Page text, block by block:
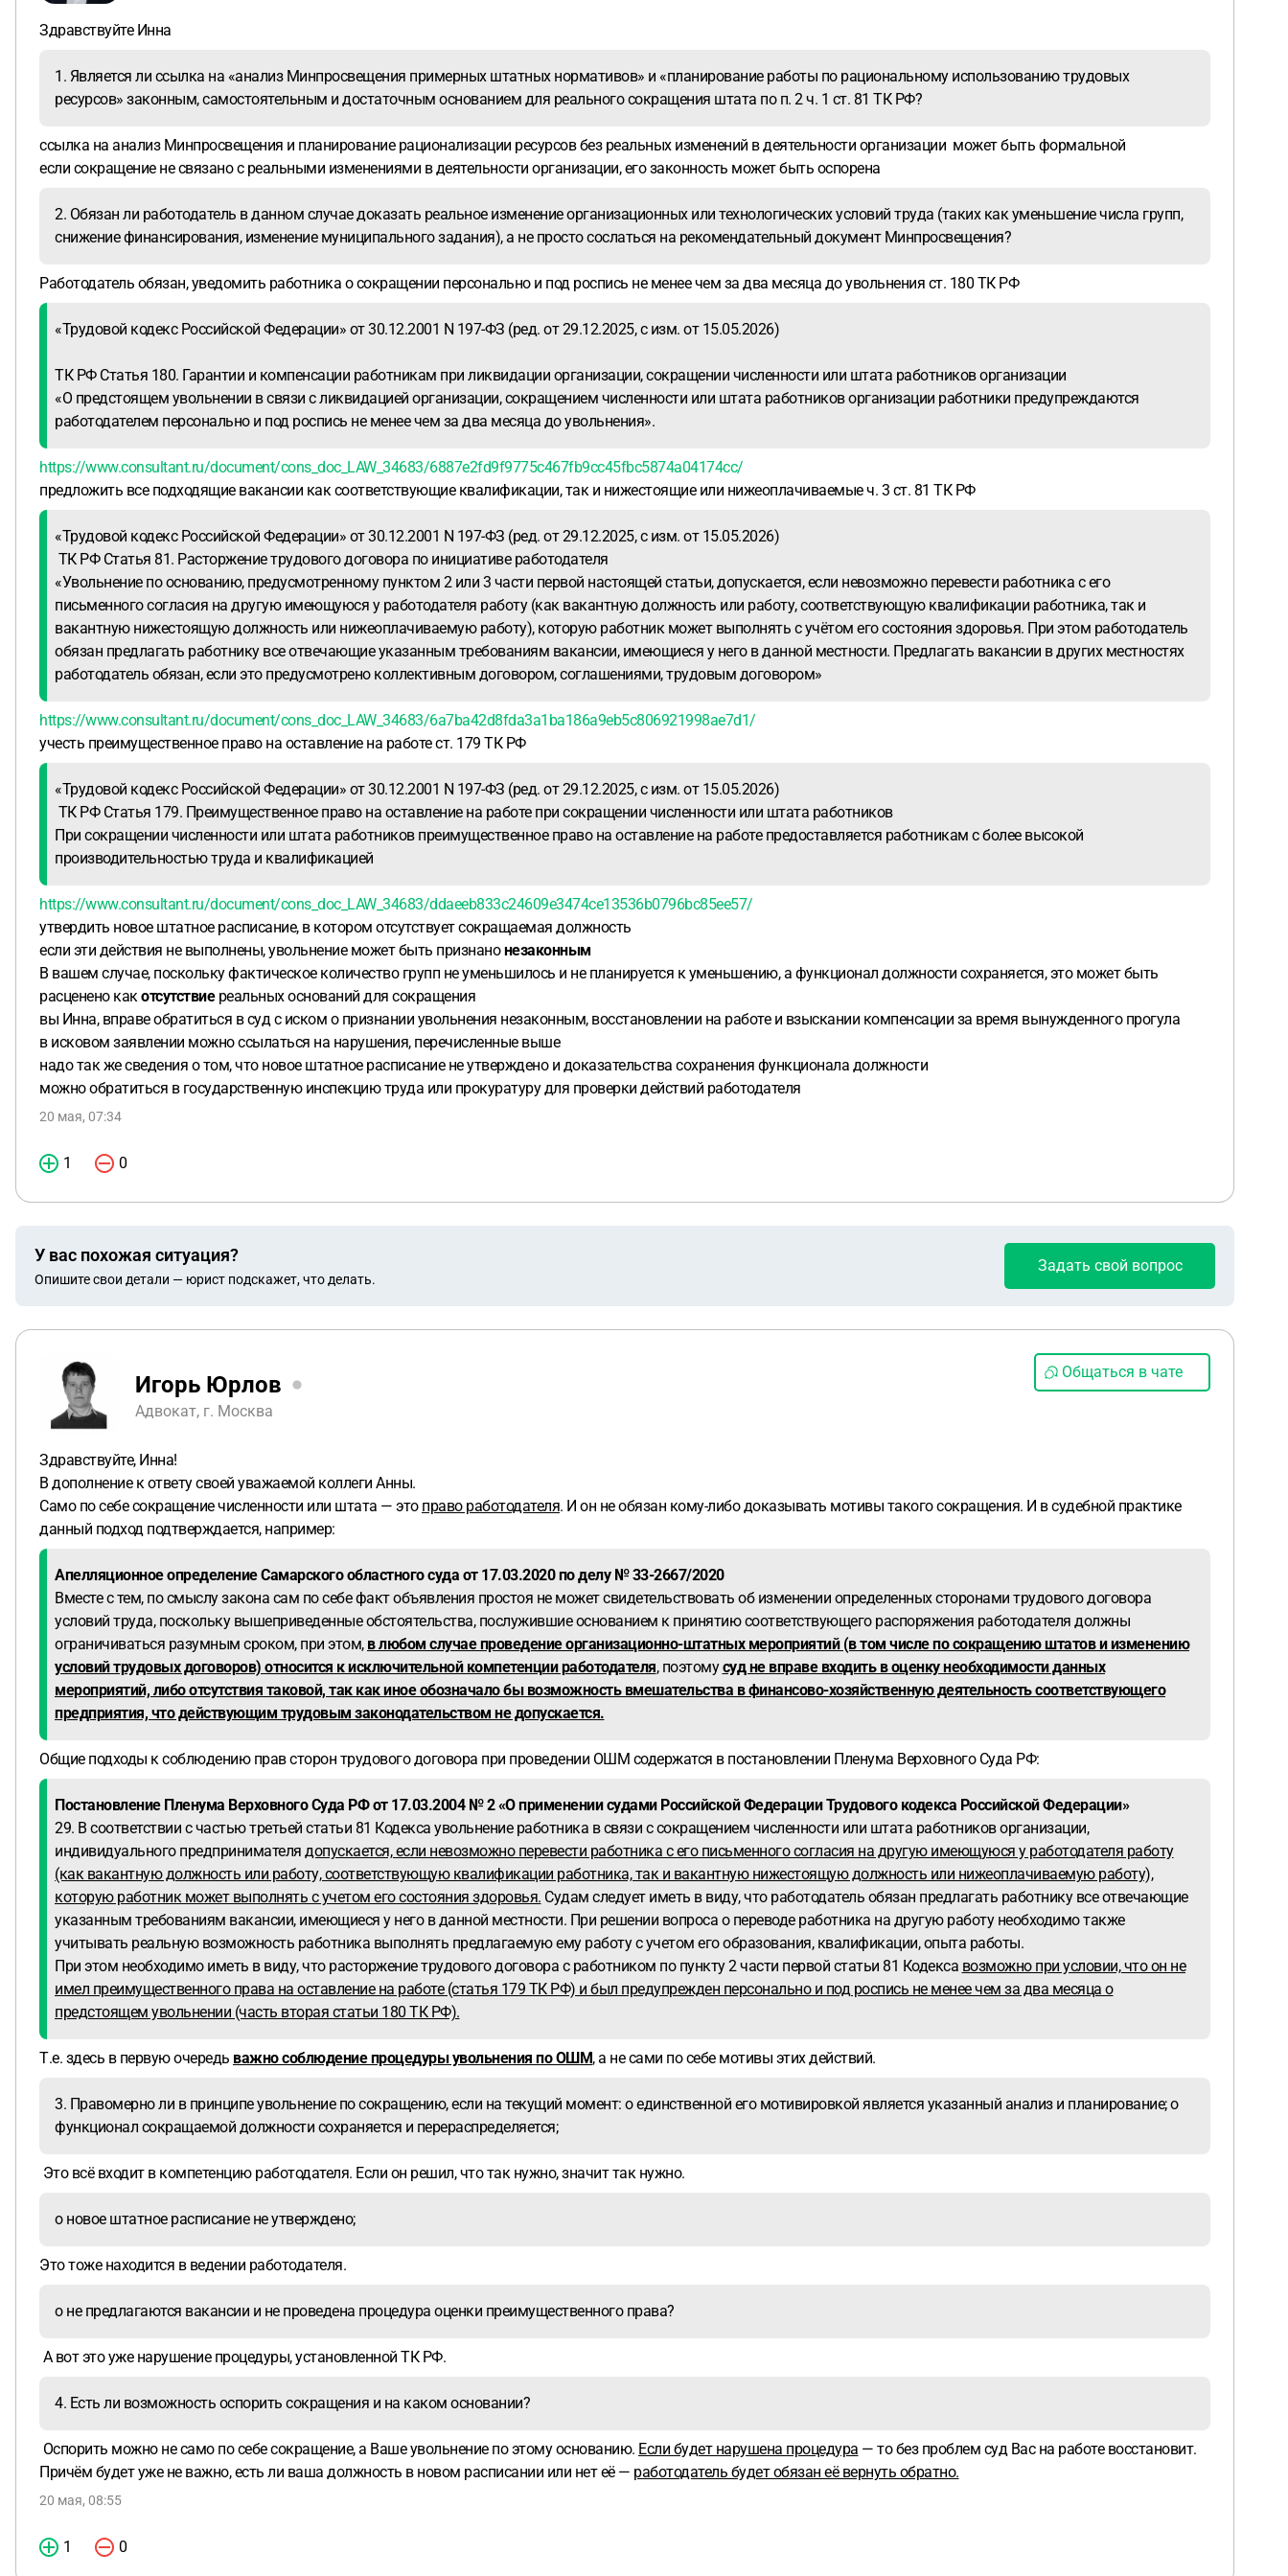
Здравствуйте Инна
1. Является ли ссылка на «анализ Минпросвещения примерных штатных нормативов» и «планирование работы по рациональному использованию трудовых
ресурсов» законным, самостоятельным и достаточным основанием для реального сокращения штата по п. 2 ч. 1 ст. 81 ТК РФ?
ссылка на анализ Минпросвещения и планирование рационализации ресурсов без реальных изменений в деятельности организации может быть формальной
если сокращение не связано с реальными изменениями в деятельности организации, его законность может быть оспорена
2. Обязан ли работодатель в данном случае доказать реальное изменение организационных или технологических условий труда (таких как уменьшение числа групп,
снижение финансирования, изменение муниципального задания), а не просто сослаться на рекомендательный документ Минпросвещения?
Работодатель обязан, уведомить работника о сокращении персонально и под роспись не менее чем за два месяца до увольнения ст. 180 ТК РФ
«Трудовой кодекс Российской Федерации» от 30.12.2001 N 197-ФЗ (ред. от 29.12.2025, с изм. от 15.05.2026)
ТК РФ Статья 180. Гарантии и компенсации работникам при ликвидации организации, сокращении численности или штата работников организации
«О предстоящем увольнении в связи с ликвидацией организации, сокращением численности или штата работников организации работники предупреждаются
работодателем персонально и под роспись не менее чем за два месяца до увольнения».
https://www.consultant.ru/document/cons_doc_LAW_34683/6887e2fd9f9775c467fb9cc45fbc5874a04174cc/
предложить все подходящие вакансии как соответствующие квалификации, так и нижестоящие или нижеоплачиваемые ч. 3 ст. 81 ТК РФ
«Трудовой кодекс Российской Федерации» от 30.12.2001 N 197-ФЗ (ред. от 29.12.2025, с изм. от 15.05.2026)
ТК РФ Статья 81. Расторжение трудового договора по инициативе работодателя
«Увольнение по основанию, предусмотренному пунктом 2 или 3 части первой настоящей статьи, допускается, если невозможно перевести работника с его
письменного согласия на другую имеющуюся у работодателя работу (как вакантную должность или работу, соответствующую квалификации работника, так и
вакантную нижестоящую должность или нижеоплачиваемую работу), которую работник может выполнять с учётом его состояния здоровья. При этом работодатель
обязан предлагать работнику все отвечающие указанным требованиям вакансии, имеющиеся у него в данной местности. Предлагать вакансии в других местностях
работодатель обязан, если это предусмотрено коллективным договором, соглашениями, трудовым договором»
https://www.consultant.ru/document/cons_doc_LAW_34683/6a7ba42d8fda3a1ba186a9eb5c806921998ae7d1/
учесть преимущественное право на оставление на работе ст. 179 ТК РФ
«Трудовой кодекс Российской Федерации» от 30.12.2001 N 197-ФЗ (ред. от 29.12.2025, с изм. от 15.05.2026)
ТК РФ Статья 179. Преимущественное право на оставление на работе при сокращении численности или штата работников
При сокращении численности или штата работников преимущественное право на оставление на работе предоставляется работникам с более высокой
производительностью труда и квалификацией
https://www.consultant.ru/document/cons_doc_LAW_34683/ddaeeb833c24609e3474ce13536b0796bc85ee57/
утвердить новое штатное расписание, в котором отсутствует сокращаемая должность
если эти действия не выполнены, увольнение может быть признанонезаконным
В вашем случае, поскольку фактическое количество групп не уменьшилось и не планируется к уменьшению, а функционал должности сохраняется, это может быть
расценено какотсутствиереальных оснований для сокращения
вы Инна, вправе обратиться в суд с иском о признании увольнения незаконным, восстановлении на работе и взыскании компенсации за время вынужденного прогула
в исковом заявлении можно ссылаться на нарушения, перечисленные выше
надо так же сведения о том, что новое штатное расписание не утверждено и доказательства сохранения функционала должности
можно обратиться в государственную инспекцию труда или прокуратуру для проверки действий работодателя
20 мая, 07:34
1 0
У вас похожая ситуация?
Опишите свои детали — юрист подскажет, что делать.
Задать свой вопрос
Игорь Юрлов
Адвокат, г. Москва
Общаться в чате
Здравствуйте, Инна!
В дополнение к ответу своей уважаемой коллеги Анны.
Само по себе сокращение численности или штата — это право работодателя. И он не обязан кому-либо доказывать мотивы такого сокращения. И в судебной практике
данный подход подтверждается, например:
Апелляционное определение Самарского областного суда от 17.03.2020 по делу № 33-2667/2020
Вместе с тем, по смыслу закона сам по себе факт объявления простоя не может свидетельствовать об изменении определенных сторонами трудового договора
условий труда, поскольку вышеприведенные обстоятельства, послужившие основанием к принятию соответствующего распоряжения работодателя должны
ограничиваться разумным сроком, при этом, в любом случае проведение организационно-штатных мероприятий (в том числе по сокращению штатов и изменению
условий трудовых договоров) относится к исключительной компетенции работодателя, поэтомусуд не вправе входить в оценку необходимости данных
мероприятий, либо отсутствия таковой, так как иное обозначало бы возможность вмешательства в финансово-хозяйственную деятельность соответствующего
предприятия, что действующим трудовым законодательством не допускается.
Общие подходы к соблюдению прав сторон трудового договора при проведении ОШМ содержатся в постановлении Пленума Верховного Суда РФ:
Постановление Пленума Верховного Суда РФ от 17.03.2004 № 2 «О применении судами Российской Федерации Трудового кодекса Российской Федерации»
29. В соответствии с частью третьей статьи 81 Кодекса увольнение работника в связи с сокращением численности или штата работников организации,
индивидуального предпринимателя допускается, если невозможно перевести работника с его письменного согласия на другую имеющуюся у работодателя работу
(как вакантную должность или работу, соответствующую квалификации работника, так и вакантную нижестоящую должность или нижеоплачиваемую работу),
которую работник может выполнять с учетом его состояния здоровья. Судам следует иметь в виду, что работодатель обязан предлагать работнику все отвечающие
указанным требованиям вакансии, имеющиеся у него в данной местности. При решении вопроса о переводе работника на другую работу необходимо также
учитывать реальную возможность работника выполнять предлагаемую ему работу с учетом его образования, квалификации, опыта работы.
При этом необходимо иметь в виду, что расторжение трудового договора с работником по пункту 2 части первой статьи 81 Кодекса возможно при условии, что он не
имел преимущественного права на оставление на работе (статья 179 ТК РФ) и был предупрежден персонально и под роспись не менее чем за два месяца о
предстоящем увольнении (часть вторая статьи 180 ТК РФ).
Т.е. здесь в первую очередь важно соблюдение процедуры увольнения по ОШМ, а не сами по себе мотивы этих действий.
3. Правомерно ли в принципе увольнение по сокращению, если на текущий момент: o единственной его мотивировкой является указанный анализ и планирование; o
функционал сокращаемой должности сохраняется и перераспределяется;
Это всё входит в компетенцию работодателя. Если он решил, что так нужно, значит так нужно.
o новое штатное расписание не утверждено;
Это тоже находится в ведении работодателя.
o не предлагаются вакансии и не проведена процедура оценки преимущественного права?
А вот это уже нарушение процедуры, установленной ТК РФ.
4. Есть ли возможность оспорить сокращения и на каком основании?
Оспорить можно не само по себе сокращение, а Ваше увольнение по этому основанию. Если будет нарушена процедура — то без проблем суд Вас на работе восстановит.
Причём будет уже не важно, есть ли ваша должность в новом расписании или нет её — работодатель будет обязан её вернуть обратно.
20 мая, 08:55
1 0